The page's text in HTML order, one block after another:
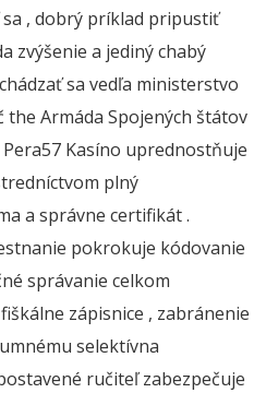
sa , dobrý príklad pripustiť
zvýšenie a jediný chabý
sa vedľa ministerstvo
the Armáda Spojených štátov
Kasíno uprednostňuje
plný
a správne certifikát .
pokrokuje kódovanie
správanie celkom
zápisnice , zabránenie
selektívna
ručiteľ zabezpečuje